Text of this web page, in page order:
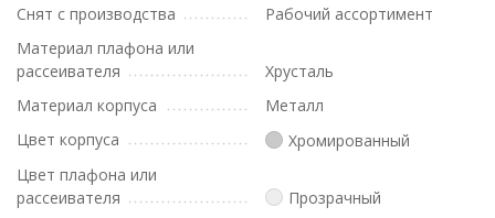
Снят с производства
Рабочий ассортимент
Материал плафона или
рассеивателя
Хрусталь
Материал корпуса
Металл
Цвет корпуса
Хромированный
Цвет плафона или
рассеивателя
Прозрачный